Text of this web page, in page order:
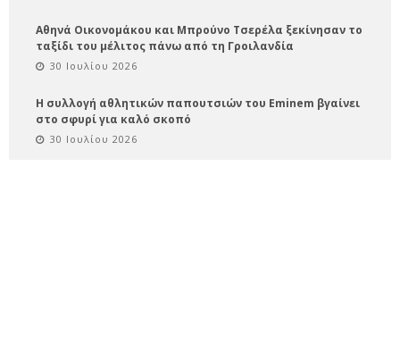
Αθηνά Οικονομάκου και Μπρούνο Τσερέλα ξεκίνησαν το
ταξίδι του μέλιτος πάνω από τη Γροιλανδία
30 Ιουλίου 2026
Η συλλογή αθλητικών παπουτσιών του Eminem βγαίνει
στο σφυρί για καλό σκοπό
30 Ιουλίου 2026